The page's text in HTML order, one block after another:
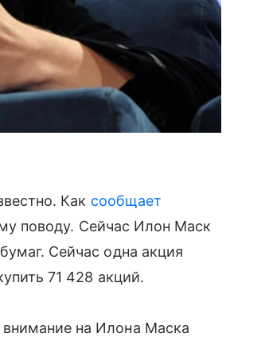
Как сообщает
поводу. Сейчас Илон Маск
Сейчас одна акция
71 428 акций.
на Илона Маска